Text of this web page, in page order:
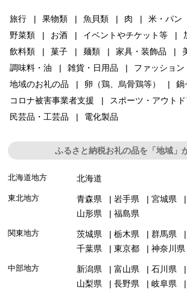
旅行 果物類 魚貝類 肉 米・パン
野菜類
お酒 イベントやチケット等
飲料類
菓子 麺類 家具・装飾品
調味料・油
雑貨・日用品 ファッション
地域のお礼の品
卵（鶏、烏骨鶏等）
鍋
コロナ被害事業者支援
スポーツ・アウトド
民芸品・工芸品
電化製品
ふるさと納税お礼の品を「地域」
北海道地方 北海道
東北地方 青森県 岩手県 宮城県
山形県
福島県
関東地方 茨城県 栃木県 群馬県
千葉県
東京都 神奈川県
中部地方 新潟県 富山県 石川県
山梨県
長野県 岐阜県